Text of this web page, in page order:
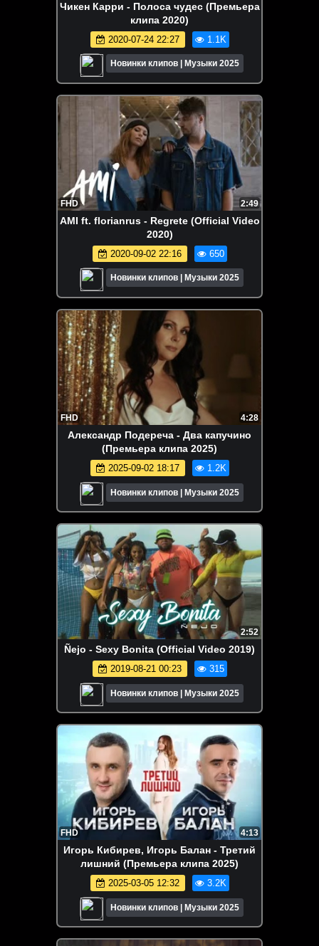
Чикен Карри - Полоса чудес (Премьера
клипа 2020)
2020-07-24 22:27 1.1K
Новинки клипов | Музыки 2025
FHD 2:49
AMI ft. florianrus - Regrete (Official Video
2020)
2020-09-02 22:16 650
Новинки клипов | Музыки 2025
FHD 4:28
Александр Подереча - Два капучино
(Премьера клипа 2025)
2025-09-02 18:17 1.2K
Новинки клипов | Музыки 2025
2:52
Ñejo - Sexy Bonita (Official Video 2019)
2019-08-21 00:23 315
Новинки клипов | Музыки 2025
FHD 4:13
Игорь Кибирев, Игорь Балан - Третий
лишний (Премьера клипа 2025)
2025-03-05 12:32 3.2K
Новинки клипов | Музыки 2025